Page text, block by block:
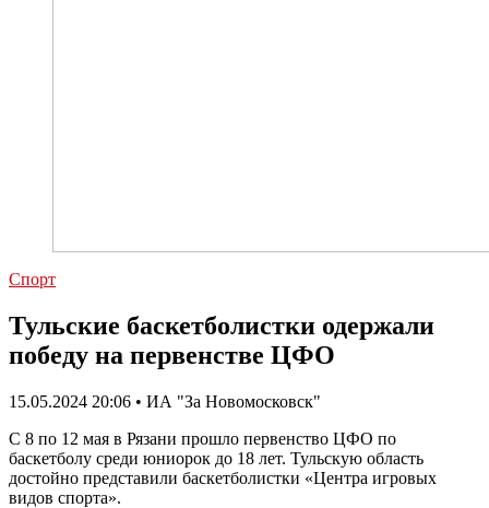
Спорт
Тульские баскетболистки одержали
победу на первенстве ЦФО
15.05.2024 20:06 • ИА "За Новомосковск"
С 8 по 12 мая в Рязани прошло первенство ЦФО по
баскетболу среди юниорок до 18 лет. Тульскую область
достойно представили баскетболистки «Центра игровых
видов спорта».